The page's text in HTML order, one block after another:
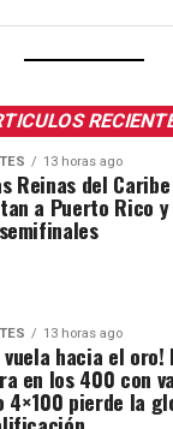
13 horas ago
Reinas del
a Puerto Rico
13 horas ago
vuela hacia el oro!
en los 400 con
4×100 pierde la